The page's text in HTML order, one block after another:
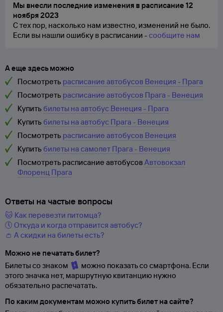
Мы внесли последние изменения в расписание 12
ноября 2023
С тех пор, насколько нам известно, изменений не было.
Если вы нашли ошибку в расписании -сообщите нам
А еще здесь можно
Посмотреть расписание автобусов Венеция - Прага
Посмотреть расписание автобусов Прага - Венеция
Купить билеты на автобус Венеция - Прага
Купить билеты на автобус Прага - Венеция
Посмотреть расписание автобусов Венеция
Купить билеты на самолет Прага - Венеция
Посмотреть расписание автобусовАвтовокзал
Флоренц Прага
Ответы на частые вопросы
🐱 Как перевезти питомца?
🕔 Откуда и когда отправится автобус?
👛 А скидки на билеты есть?
Можно не печатать билет?
Билеты со знаком
можно показать со смартфона. Если
этого значка нет, маршрутную квитанцию нужно
обязательно распечатать.
По каким документам можно купить билет на сайте?